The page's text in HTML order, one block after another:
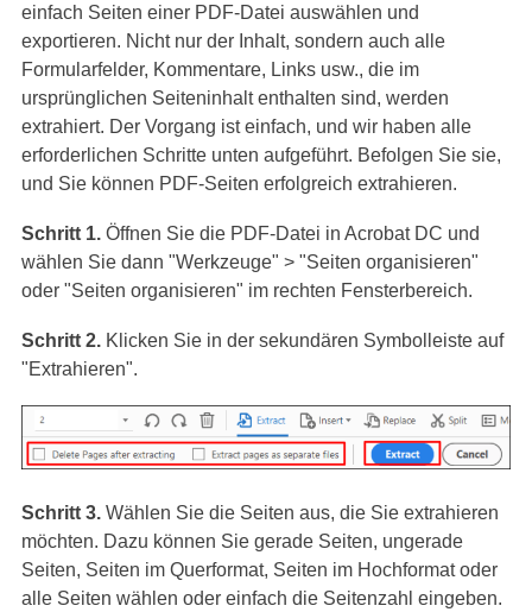
einfach Seiten einer PDF-Datei auswählen und
exportieren. Nicht nur der Inhalt, sondern auch alle
Formularfelder, Kommentare, Links usw., die im
ursprünglichen Seiteninhalt enthalten sind, werden
extrahiert. Der Vorgang ist einfach, und wir haben alle
erforderlichen Schritte unten aufgeführt. Befolgen Sie sie,
und Sie können PDF-Seiten erfolgreich extrahieren.
Schritt 1.Öffnen Sie die PDF-Datei in Acrobat DC und
wählen Sie dann "Werkzeuge" > "Seiten organisieren"
oder "Seiten organisieren" im rechten Fensterbereich.
Schritt 2.Klicken Sie in der sekundären Symbolleiste auf
"Extrahieren".
Schritt 3.Wählen Sie die Seiten aus, die Sie extrahieren
möchten. Dazu können Sie gerade Seiten, ungerade
Seiten, Seiten im Querformat, Seiten im Hochformat oder
alle Seiten wählen oder einfach die Seitenzahl eingeben.